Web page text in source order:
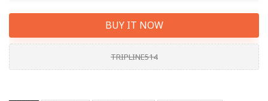
BUY IT NOW
TRIPLINE514